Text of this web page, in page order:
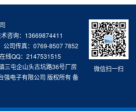
微信扫一扫
咨询：13669874411
司传真：0769-8507 7852
线QQ：2147531515
三屯企山头古坑路36号厂房
电子有限公司 版权所有 备